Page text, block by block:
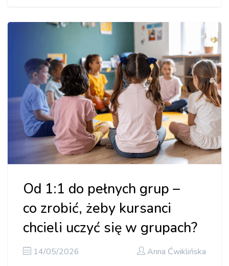
Od 1:1 do pełnych grup –
co zrobić, żeby kursanci
chcieli uczyć się w grupach?
14/05/2026 Anna Ćwiklińska